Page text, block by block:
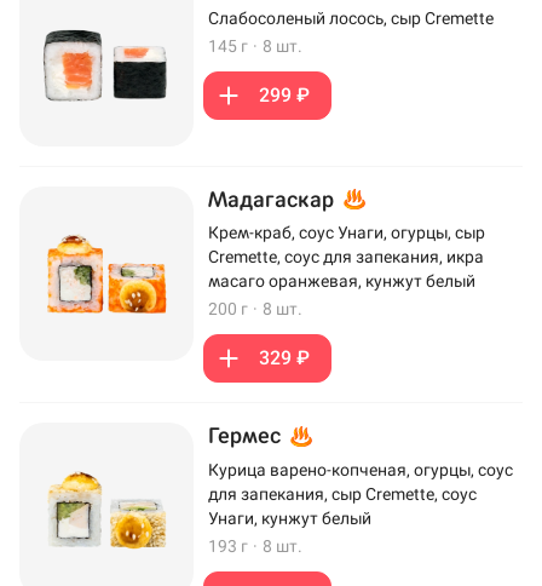
Слабосоленый лосось, сыр Cremette
145 г · 8 шт.
299 ₽
Мадагаскар
Крем-краб, соус Унаги, огурцы, сыр
Cremette, соус для запекания, икра
масаго оранжевая, кунжут белый
200 г · 8 шт.
329 ₽
Гермес
Курица варено-копченая, огурцы, соус
для запекания, сыр Cremette, соус
Унаги, кунжут белый
193 г · 8 шт.